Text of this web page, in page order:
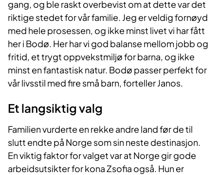
gang, og ble raskt overbevist om at dette var det
riktige stedet for vår familie. Jeg er veldig fornøyd
med hele prosessen, og ikke minst livet vi har fått
her i Bodø. Her har vi god balanse mellom jobb og
fritid, et trygt oppvekstmiljø for barna, og ikke
minst en fantastisk natur. Bodø passer perfekt for
vår livsstil med fire små barn, forteller Janos.
Et langsiktig valg
Familien vurderte en rekke andre land før de til
slutt endte på Norge som sin neste destinasjon.
En viktig faktor for valget var at Norge gir gode
arbeidsutsikter for kona Zsofia også. Hun er